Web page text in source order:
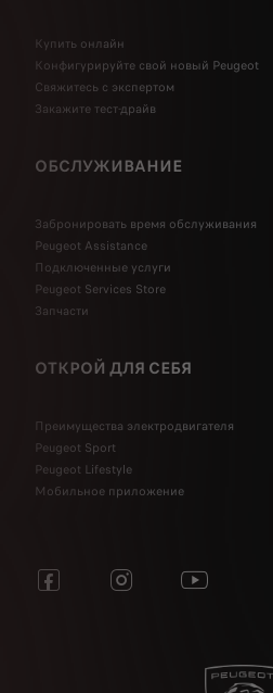
Купить онлайн
Конфигурируйте свой новый Peugeot
Свяжитесь с экспертом
Закажите тест-драйв
ОБСЛУЖИВАНИЕ
Забронировать время обслуживания
Peugeot Assistance
Подключенные услуги
Peugeot Services Store
Запчасти
ОТКРОЙ ДЛЯ СЕБЯ
Преимущества электродвигателя
Peugeot Sport
Peugeot Lifestyle
Мобильное приложение